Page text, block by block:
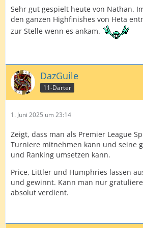
Sehr gut gespielt heute von Nathan.
den ganzen Highfinishes von Heta
zur Stelle wenn es ankam.
DazGuile
11-Darter
1. Juni 2025 um 23:14
Zeigt, dass man als Premier League
Turniere mitnehmen kann und seine
und Ranking umsetzen kann.
Price, Littler und Humphries lassen
und gewinnt. Kann man nur
absolut verdient.